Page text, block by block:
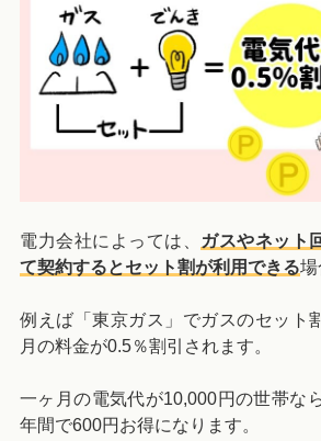
電力会社によっては、
ガスやネット
て契約するとセット割が利用できる場
例えば「東京ガス」でガスのセット
月の料金が0.5％割引されます。
一ヶ月の電気代が10,000円の世帯な
年間で600円お得になります。